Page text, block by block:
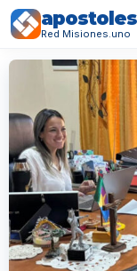
Red Misiones.uno